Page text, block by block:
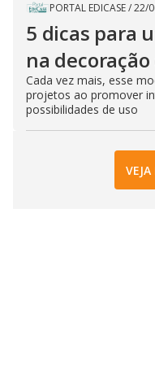
PORTAL EDICASE/22/
5 dicas para
na
Cada vez mais, esse
projetos ao promover
possibilidades de uso